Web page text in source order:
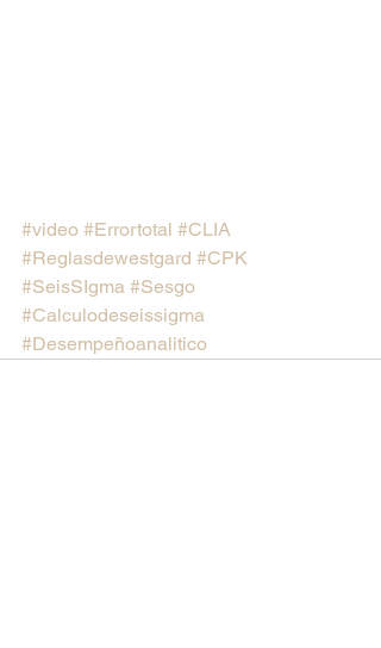
#video #Errortotal #CLIA
#Reglasdewestgard #CPK
#SeisSIgma #Sesgo
#Calculodeseissigma
#Desempeñoanalitico